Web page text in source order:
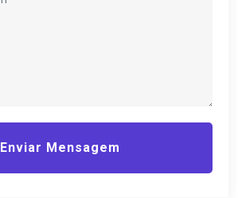
Enviar Mensagem